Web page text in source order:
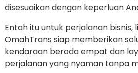
disesuaikan dengan keperluan
Entah itu untuk perjalanan
OmahTrans siap memberikan
kendaraan beroda empat dan
perjalanan yang nyaman tanpa